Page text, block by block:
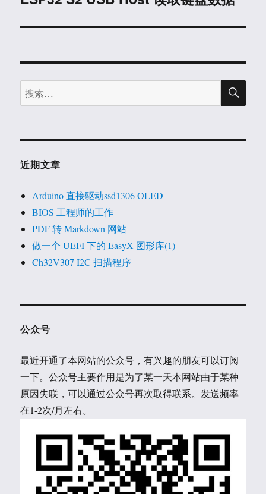
文
搜
索：
搜
近期文章
Arduino 直接驱动ssd1306 OLED
BIOS 工程师的工作
PDF 转 Markdown 网站
做一个 UEFI 下的 EasyX 图形库(1)
Ch32V307 I2C 扫描程序
公众号
最近开通了本网站的公众号，有兴趣的朋友可以订阅
一下。公众号主要作用是为了某一天本网站由于某种
原因失联，可以通过公众号再次取得联系。发送频率
在1-2次/月左右。